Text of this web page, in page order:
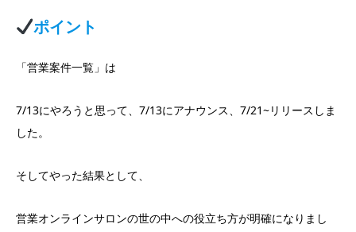
ポイント
「営業案件一覧」は
7/13にやろうと思って、7/13にアナウンス、7/21~リリースしま
した。
そしてやった結果として、
営業オンラインサロンの世の中への役立ち方が明確になりまし